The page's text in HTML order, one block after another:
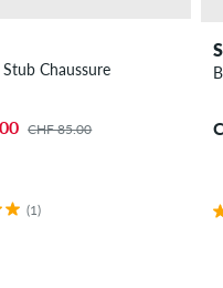
Chaussure
CHF 85.00
(1)